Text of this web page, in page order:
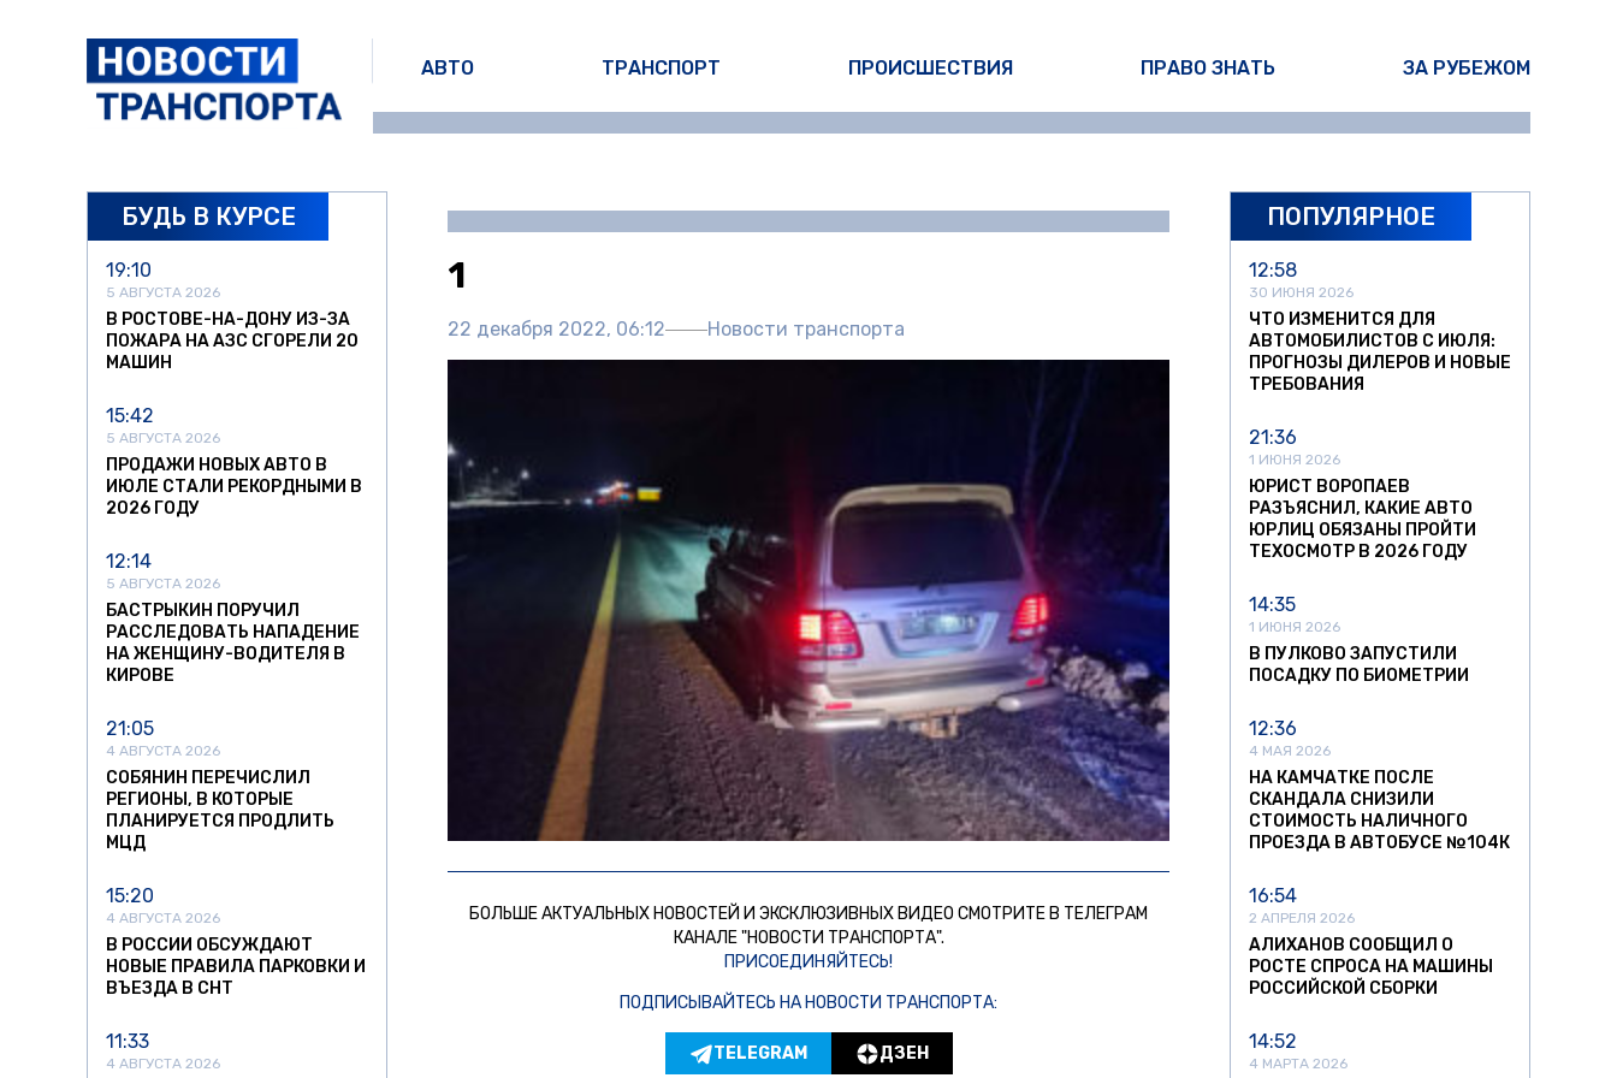
АВТО ТРАНСПОРТ ПРОИСШЕСТВИЯ ПРАВО ЗНАТЬ ЗА РУБЕЖОМ
БУДЬ В КУРСЕ
19:10
5 АВГУСТА 2026
В РОСТОВЕ-НА-ДОНУ ИЗ-ЗА
ПОЖАРА НА АЗС СГОРЕЛИ 20
МАШИН
15:42
5 АВГУСТА 2026
ПРОДАЖИ НОВЫХ АВТО В
ИЮЛЕ СТАЛИ РЕКОРДНЫМИ В
2026 ГОДУ
12:14
5 АВГУСТА 2026
БАСТРЫКИН ПОРУЧИЛ
РАССЛЕДОВАТЬ НАПАДЕНИЕ
НА ЖЕНЩИНУ-ВОДИТЕЛЯ В
КИРОВЕ
21:05
4 АВГУСТА 2026
СОБЯНИН ПЕРЕЧИСЛИЛ
РЕГИОНЫ, В КОТОРЫЕ
ПЛАНИРУЕТСЯ ПРОДЛИТЬ
МЦД
15:20
4 АВГУСТА 2026
В РОССИИ ОБСУЖДАЮТ
НОВЫЕ ПРАВИЛА ПАРКОВКИ И
ВЪЕЗДА В СНТ
11:33
4 АВГУСТА 2026
1
22 декабря 2022, 06:12 Новости транспорта
БОЛЬШЕ АКТУАЛЬНЫХ НОВОСТЕЙ И ЭКСКЛЮЗИВНЫХ ВИДЕО СМОТРИТЕ В ТЕЛЕГРАМ
КАНАЛЕ "НОВОСТИ ТРАНСПОРТА".
ПРИСОЕДИНЯЙТЕСЬ!
ПОДПИСЫВАЙТЕСЬ НА НОВОСТИ ТРАНСПОРТА:
TELEGRAM ДЗЕН
ПОПУЛЯРНОЕ
12:58
30 ИЮНЯ 2026
ЧТО ИЗМЕНИТСЯ ДЛЯ
АВТОМОБИЛИСТОВ С ИЮЛЯ:
ПРОГНОЗЫ ДИЛЕРОВ И НОВЫЕ
ТРЕБОВАНИЯ
21:36
1 ИЮНЯ 2026
ЮРИСТ ВОРОПАЕВ
РАЗЪЯСНИЛ, КАКИЕ АВТО
ЮРЛИЦ ОБЯЗАНЫ ПРОЙТИ
ТЕХОСМОТР В 2026 ГОДУ
14:35
1 ИЮНЯ 2026
В ПУЛКОВО ЗАПУСТИЛИ
ПОСАДКУ ПО БИОМЕТРИИ
12:36
4 МАЯ 2026
НА КАМЧАТКЕ ПОСЛЕ
СКАНДАЛА СНИЗИЛИ
СТОИМОСТЬ НАЛИЧНОГО
ПРОЕЗДА В АВТОБУСЕ №104К
16:54
2 АПРЕЛЯ 2026
АЛИХАНОВ СООБЩИЛ О
РОСТЕ СПРОСА НА МАШИНЫ
РОССИЙСКОЙ СБОРКИ
14:52
4 МАРТА 2026